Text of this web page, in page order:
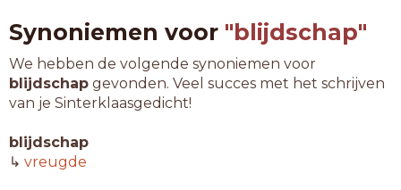
Synoniemen voor "blijdschap"
We hebben de volgende synoniemen voor
blijdschap gevonden. Veel succes met het schrijven
van je Sinterklaasgedicht!
blijdschap
↳ vreugde